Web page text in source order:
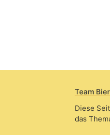
Team
Diese
das